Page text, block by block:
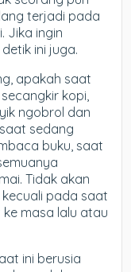
terjadi pada
Jika ingin
ini juga.
apakah saat
kopi,
ngobrol dan
sedang
buku, saat
Tidak akan
pada saat
masa lalu atau
ini berusia